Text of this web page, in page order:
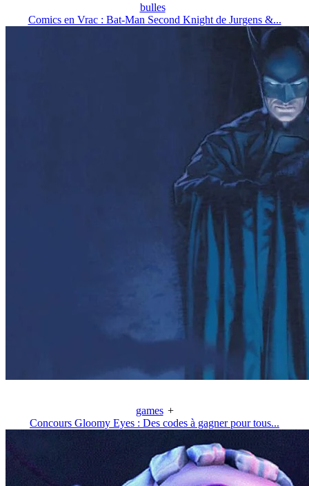
bulles
Comics en Vrac : Bat-Man Second Knight de Jurgens &...
games +
Concours Gloomy Eyes : Des codes à gagner pour tous...